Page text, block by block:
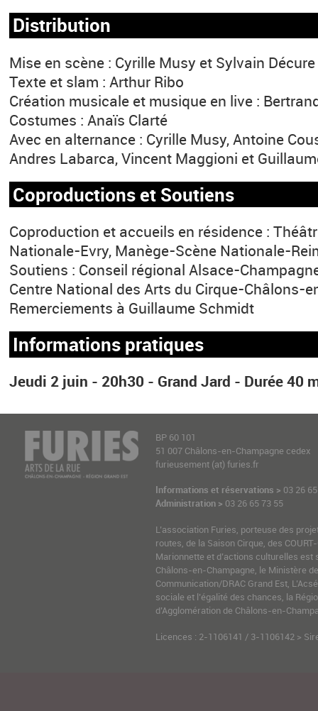
Distribution
Mise en scène : Cyrille Musy et Sylvain Décure
Texte et slam : Arthur Ribo
Création musicale et musique en live :
Costumes : Anaïs Clarté
Avec en alternance : Cyrille Musy, Antoine
Andres Labarca, Vincent Maggioni et
Coproductions et Soutiens
Coproduction et accueils en résidence :
Nationale-Evry, Manège-Scène Nationale-
Soutiens : Conseil régional Alsace-
Centre National des Arts du Cirque-Châlons-
Remerciements à Guillaume Schmidt
Informations pratiques
Jeudi 2 juin - 20h30 - Grand Jard - Durée 40
BP 60 101
51 007 Châlons-en-Champagne cedex
furieusement (at) furies.fr
Informations et réservations > 03 26
Administration > 03 26 65 73 55
L’association Furies, porteuse des
routes, de la Saison Cirque, des
Marionnette et d’actions culturelles est
Châlons-en-Champagne, le Ministère
Communication/DRAC Grand Est,
sociale et l’égalité des chances, la
d’Agglomération de Châlons-en-
Licences : 2-1106141 / 3-1106142 >